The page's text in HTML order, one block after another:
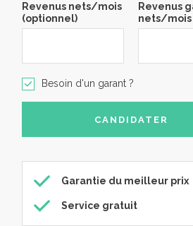
Revenus nets/mois
(optionnel)
Revenus
nets/mois
Besoin d'un garant ?
Garantie du meilleur prix
Service gratuit